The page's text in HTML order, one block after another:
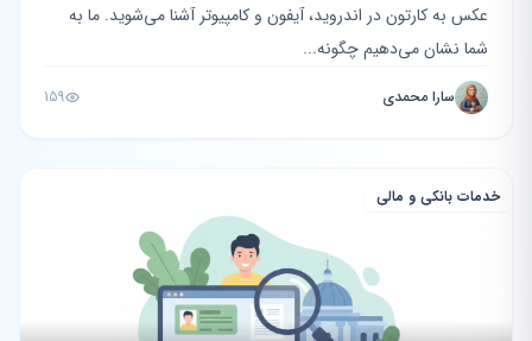
عکس به کارتون در اندروید، آیفون و کامپیوتر آشنا می‌شوید. ما به
شما نشان می‌دهیم چگونه...
سارا محمدی 159
خدمات بانکی و مالی